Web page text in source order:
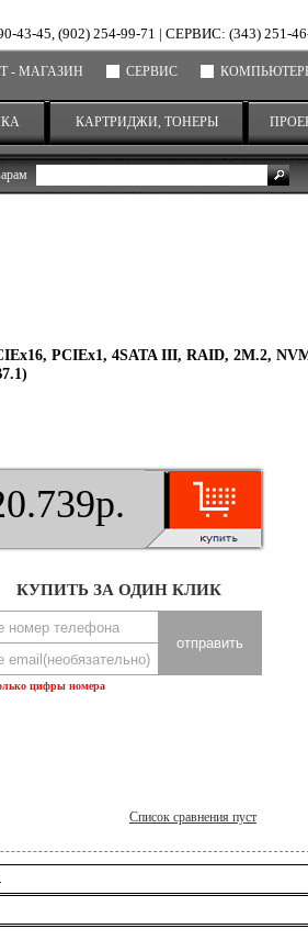
45, (902) 254-99-71 | СЕРВИС: (343) 251-
- МАГАЗИН СЕРВИС
КАРТРИДЖИ, ТОНЕРЫ
PCIEx1, 4SATA III, RAID, 2M.2,
КУПИТЬ ЗА ОДИН КЛИК
цифры номера
Список сравнения пуст